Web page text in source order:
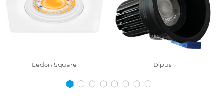
Ledon Square Dipus